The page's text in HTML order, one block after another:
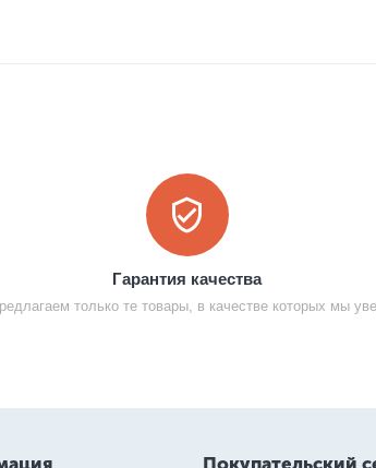
Гарантия качества
только те товары, в качестве которых мы
Покупательский